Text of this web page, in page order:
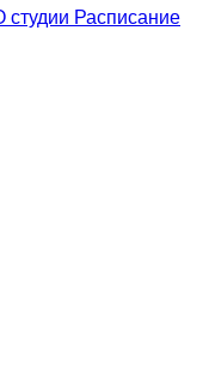
студии Расписание